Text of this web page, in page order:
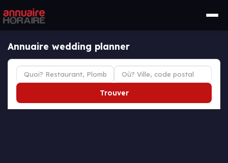
Annuaire wedding planner
Trouver